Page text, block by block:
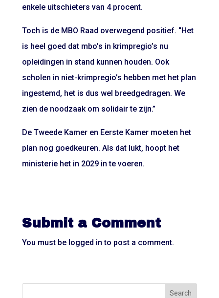
enkele uitschieters van 4 procent.
Toch is de MBO Raad overwegend positief. “Het
is heel goed dat mbo’s in krimpregio’s nu
opleidingen in stand kunnen houden. Ook
scholen in niet-krimpregio’s hebben met het plan
ingestemd, het is dus wel breedgedragen. We
zien de noodzaak om solidair te zijn.”
De Tweede Kamer en Eerste Kamer moeten het
plan nog goedkeuren. Als dat lukt, hoopt het
ministerie het in 2029 in te voeren.
Submit a Comment
You must be logged in to post a comment.